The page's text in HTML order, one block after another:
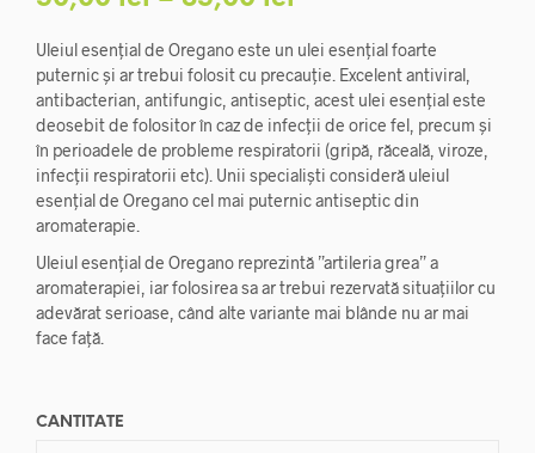
de
prețuri:
50,00 lei
până
la
Uleiul esențial de Oregano este un ulei esențial foarte
puternic și ar trebui folosit cu precauție. Excelent antiviral,
antibacterian, antifungic, antiseptic, acest ulei esențial este
deosebit de folositor în caz de infecții de orice fel, precum și
în perioadele de probleme respiratorii (gripă, răceală, viroze,
infecții respiratorii etc). Unii specialiști consideră uleiul
esențial de Oregano cel mai puternic antiseptic din
aromaterapie.
Uleiul esențial de Oregano reprezintă ”artileria grea” a
aromaterapiei, iar folosirea sa ar trebui rezervată situațiilor cu
adevărat serioase, când alte variante mai blânde nu ar mai
face față.
CANTITATE